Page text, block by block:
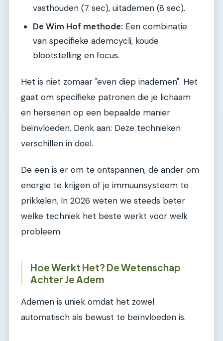
vasthouden (7 sec), uitademen (8 sec).
De Wim Hof methode: Een combinatie
van specifieke ademcycli, koude
blootstelling en focus.
Het is niet zomaar "even diep inademen". Het
gaat om specifieke patronen die je lichaam
en hersenen op een bepaalde manier
beïnvloeden. Denk aan: Deze technieken
verschillen in doel.
De een is er om te ontspannen, de ander om
energie te krijgen of je immuunsysteem te
prikkelen. In 2026 weten we steeds beter
welke techniek het beste werkt voor welk
probleem.
Hoe Werkt Het? De Wetenschap
Achter Je Adem
Ademen is uniek omdat het zowel
automatisch als bewust te beïnvloeden is.